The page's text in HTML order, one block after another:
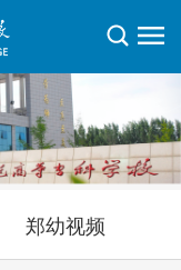
郑幼视频